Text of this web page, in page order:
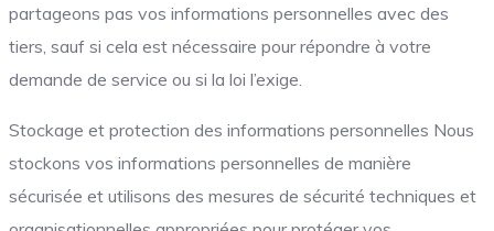
partageons pas vos informations personnelles avec des
tiers, sauf si cela est nécessaire pour répondre à votre
demande de service ou si la loi l’exige.
Stockage et protection des informations personnelles Nous
stockons vos informations personnelles de manière
sécurisée et utilisons des mesures de sécurité techniques et